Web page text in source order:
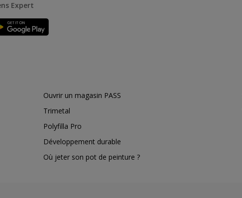
Expert
Ouvrir un magasin PASS
Trimetal
Polyfilla Pro
Développement durable
Où jeter son pot de peinture ?